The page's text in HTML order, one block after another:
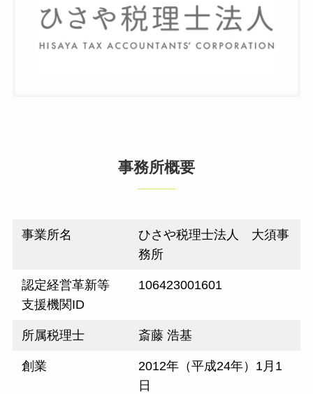
事務所概要
事業所名
ひさや税理士法人 大須事
務所
認定経営⾰新等
⽀援機関ID
106423001601
所属税理⼠ 斎藤 浩基
創業
2012年（平成24年）1⽉1
⽇